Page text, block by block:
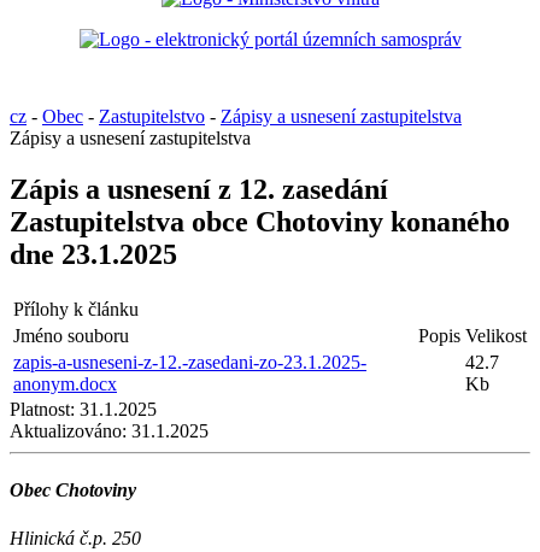
cz - Obec - Zastupitelstvo - Zápisy a usnesení zastupitelstva
Zápisy a usnesení zastupitelstva
Zápis a usnesení z 12. zasedání
Zastupitelstva obce Chotoviny konaného
dne 23.1.2025
Přílohy k článku
Jméno souboru
Popis Velikost
zapis-a-usneseni-z-12.-zasedani-zo-23.1.2025-
anonym.docx
42.7
Kb
Platnost: 31.1.2025
Aktualizováno: 31.1.2025
Obec Chotoviny
Hlinická č.p. 250